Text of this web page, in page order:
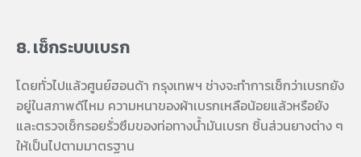
8. เช็กระบบเบรก
โดยทั่วไปแล้วศูนย์ฮอนด้า กรุงเทพฯ ช่างจะทำการเช็กว่าเบรกยัง
อยู่ในสภาพดีไหม ความหนาของผ้าเบรกเหลือน้อยแล้วหรือยัง
และตรวจเช็กรอยรั่วซึมของท่อทางน้ำมันเบรก ชิ้นส่วนยางต่าง ๆ
ให้เป็นไปตามมาตรฐาน